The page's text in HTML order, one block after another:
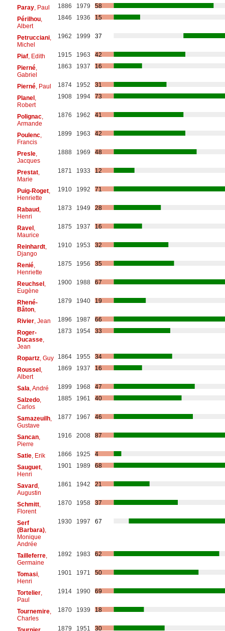
Paray, Paul 1886 1979
58
Périlhou,
Albert
1846 1936 15
Petrucciani,
Michel
1962 1999 37
Piaf, Edith 1915 1963
42
Pierné,
Gabriel
1863 1937 16
Pierné, Paul 1874 1952
31
Planel,
Robert
1908 1994 73
Polignac,
Armande
1876 1962 41
Poulenc,
Francis
1899 1963 42
Presle,
Jacques
1888 1969 48
Prestat,
Marie
1871 1933 12
Puig-Roget,
Henriette
1910 1992 71
Rabaud,
Henri
1873 1949 28
Ravel,
Maurice
1875 1937 16
Reinhardt,
Django
1910 1953 32
Renié,
Henriette
1875 1956 35
Reuchsel,
Eugène
1900 1988 67
Rhené-
Bâton,
1879 1940 19
Rivier, Jean 1896 1987
66
Roger-
Ducasse,
Jean
1873 1954 33
Ropartz, Guy 1864 1955
34
Roussel,
Albert
1869 1937 16
Sala , André 1899 1968
47
Salzedo,
Carlos
1885 1961 40
Samazeuilh,
Gustave
1877 1967 46
Sancan,
Pierre
1916 2008 87
Satie, Erik 1866 1925
4
Sauguet,
Henri
1901 1989 68
Savard,
Augustin
1861 1942 21
Schmitt,
Florent
1870 1958 37
Serf
(Barbara),
Monique
Andrée
1930 1997 67
Tailleferre,
Germaine
1892 1983 62
Tomasi,
Henri
1901 1971 50
Tortelier,
Paul
1914 1990 69
Tournemire,
Charles
1870 1939 18
1879 1951 30